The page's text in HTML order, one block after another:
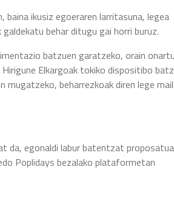
baina ikusiz egoeraren larritasuna, legea
behar ditugu gai horri buruz.
batzuen garatzeko, orain
Elkargoak tokiko dispositibo
mugatzeko, beharrezkoak diren lege
da, egonaldi labur batentzat proposatua
Poplidays bezalako plataformetan